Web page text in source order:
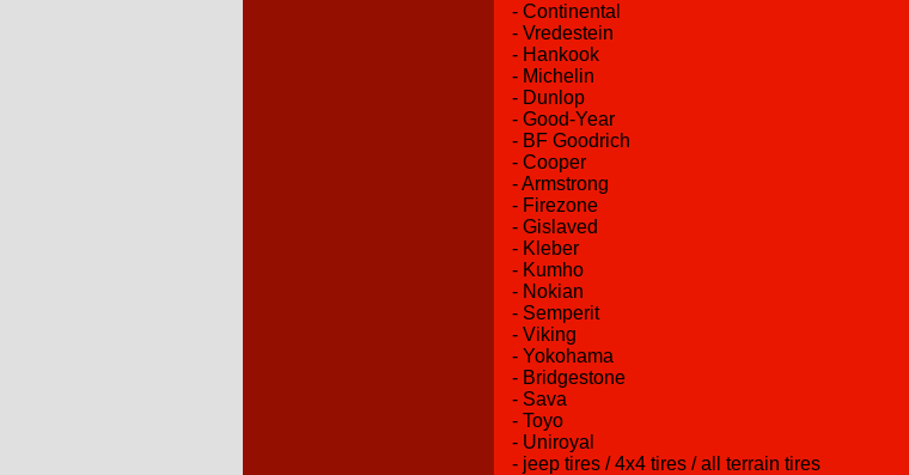
- Continental
- Vredestein
- Hankook
- Michelin
- Dunlop
- Good-Year
- BF Goodrich
- Cooper
- Armstrong
- Firezone
- Gislaved
- Kleber
- Kumho
- Nokian
- Semperit
- Viking
- Yokohama
- Bridgestone
- Sava
- Toyo
- Uniroyal
- jeep tires / 4x4 tires / all terrain tires